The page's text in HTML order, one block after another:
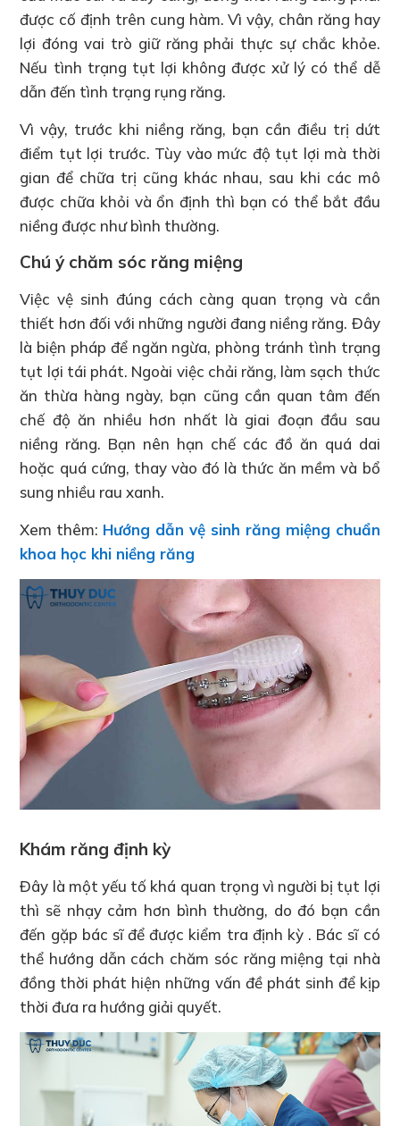
được cố định trên cung hàm. Vì vậy, chân răng hay
lợi đóng vai trò giữ răng phải thực sự chắc khỏe.
Nếu tình trạng tụt lợi không được xử lý có thể dễ
dẫn đến tình trạng rụng răng.
Vì vậy, trước khi niềng răng, bạn cần điều trị dứt
điểm tụt lợi trước. Tùy vào mức độ tụt lợi mà thời
gian để chữa trị cũng khác nhau, sau khi các mô
được chữa khỏi và ổn định thì bạn có thể bắt đầu
niềng được như bình thường.
Chú ý chăm sóc răng miệng
Việc vệ sinh đúng cách càng quan trọng và cần
thiết hơn đối với những người đang niềng răng. Đây
là biện pháp để ngăn ngừa, phòng tránh tình trạng
tụt lợi tái phát. Ngoài việc chải răng, làm sạch thức
ăn thừa hàng ngày, bạn cũng cần quan tâm đến
chế độ ăn nhiều hơn nhất là giai đoạn đầu sau
niềng răng. Bạn nên hạn chế các đồ ăn quá dai
hoặc quá cứng, thay vào đó là thức ăn mềm và bổ
sung nhiều rau xanh.
Xem thêm: Hướng dẫn vệ sinh răng miệng chuẩn
khoa học khi niềng răng
Khám răng định kỳ
Đây là một yếu tố khá quan trọng vì người bị tụt lợi
thì sẽ nhạy cảm hơn bình thường, do đó bạn cần
đến gặp bác sĩ để được kiểm tra định kỳ . Bác sĩ có
thể hướng dẫn cách chăm sóc răng miệng tại nhà
đồng thời phát hiện những vấn đề phát sinh để kịp
thời đưa ra hướng giải quyết.